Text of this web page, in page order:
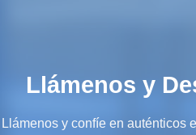
Llámenos y
Llámenos y confíe en auténticos